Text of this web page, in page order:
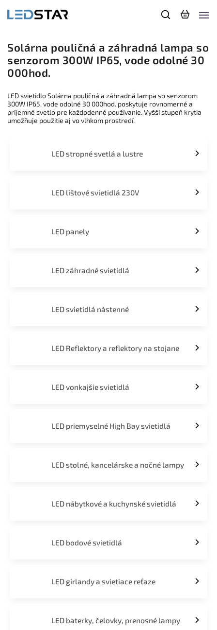
Solárna pouličná a záhradná lampa so
senzorom 300W IP65, vode odolné 30
000hod.
LED svietidlo Solárna pouličná a záhradná lampa so senzorom
300W IP65, vode odolné 30 000hod. poskytuje rovnomerné a
príjemné svetlo pre každodenné používanie. Vyšší stupeň krytia
umožňuje použitie aj vo vlhkom prostredí.
LED stropné svetlá a lustre
LED lištové svietidlá 230V
LED panely
LED záhradné svietidlá
LED svietidlá nástenné
LED Reflektory a reflektory na stojane
LED vonkajšie svietidlá
LED priemyselné High Bay svietidlá
LED stolné, kancelárske a nočné lampy
LED nábytkové a kuchynské svietidlá
LED bodové svietidlá
LED girlandy a svietiace reťaze
LED baterky, čelovky, prenosné lampy